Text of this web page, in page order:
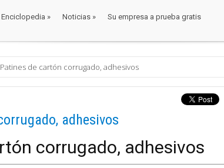
Enciclopedia » Noticias » Su empresa a prueba gratis
Embalaje
cartón
Patines de cartón corrugado, adhesivos
adhesivos
corrugado, adhesivos